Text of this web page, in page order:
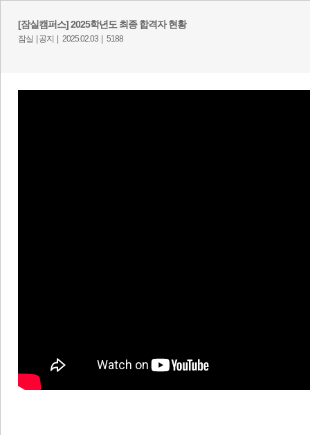
[잠실캠퍼스] 2025학년도 최종 합격자 현황
잠실 | 공지 | 2025.02.03 | 5188